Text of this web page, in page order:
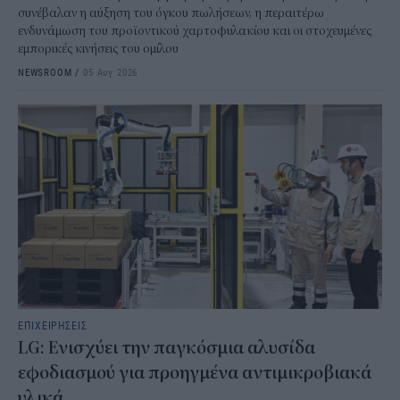
συνέβαλαν η αύξηση του όγκου πωλήσεων, η περαιτέρω
ενδυνάμωση του προϊοντικού χαρτοφυλακίου και οι στοχευμένες
εμπορικές κινήσεις του ομίλου
NEWSROOM / 05 Αυγ 2026
ΕΠΙΧΕΙΡΗΣΕΙΣ
LG: Ενισχύει την παγκόσμια αλυσίδα
εφοδιασμού για προηγμένα αντιμικροβιακά